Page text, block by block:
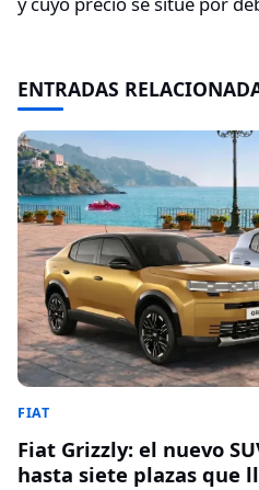
ENTRADAS
FIAT
Fiat Grizzly: el nuevo
hasta siete plazas que